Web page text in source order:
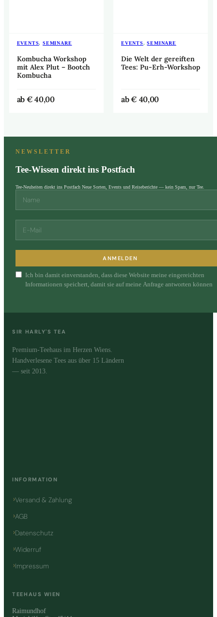
EVENTS,SEMINARE
Kombucha Workshop
mit Alex Plut – Bootch
Kombucha
ab € 40,00
EVENTS,SEMINARE
Die Welt der gereiften
Tees: Pu-Erh-Workshop
ab€ 40,00
NEWSLETTER
Tee-Wissen direkt ins Postfach
Tee-Neuheiten direkt ins Postfach Neue Sorten, Events und Reiseberichte — kein Spam, nur Tee.
ANMELDEN
Ich bin damit einverstanden, dass diese Website meine eingereichten
Informationen speichert, damit sie auf meine Anfrage antworten können
SIR HARLY'S TEA
Premium-Teehaus im Herzen Wiens.
Handverlesene Tees aus über 15 Ländern
— seit 2013.
INFORMATION
Versand & Zahlung
AGB
Datenschutz
Widerruf
Impressum
TEEHAUS WIEN
Raimundhof